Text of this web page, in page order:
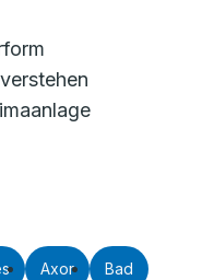
Axor Bad